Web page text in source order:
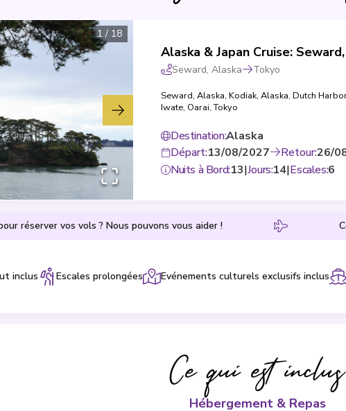
1 / 18
Seward, Alaska Tokyo
Seward, Alaska, Kodiak, Alaska, Dutch
Iwate, Oarai,Tokyo
Destination:Alaska
Départ:13/08/2027 Retour:26/
Nuits à Bord:13|Jours:14|Escales:6
réserver vos vols ? Nous pouvons vous aider !
inclus Escales prolongées Evénements culturels exclusifs inclus
Ce qui est inclus
Hébergement & Repas